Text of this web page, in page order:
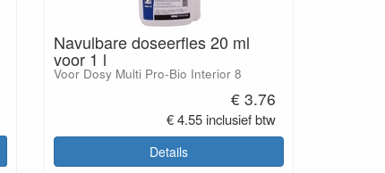
Navulbare doseerfles 20 ml
voor 1 l
Voor Dosy Multi Pro-Bio Interior 8
€ 3.76
€ 4.55 inclusief btw
Details